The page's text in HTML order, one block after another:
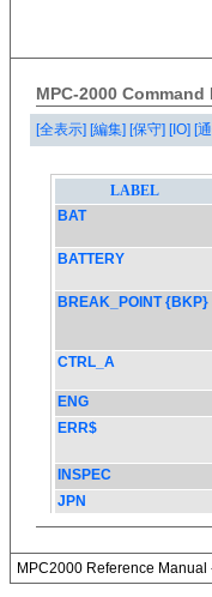
MPC-2000 Command
[全表示] [編集] [保守] [IO] [
MPC2000 Reference Manual